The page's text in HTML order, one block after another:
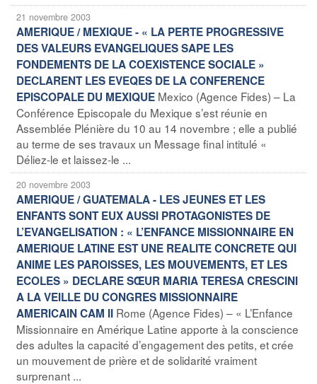
21 novembre 2003
AMERIQUE / MEXIQUE - « LA PERTE PROGRESSIVE
DES VALEURS EVANGELIQUES SAPE LES
FONDEMENTS DE LA COEXISTENCE SOCIALE »
DECLARENT LES EVEQES DE LA CONFERENCE
EPISCOPALE DU MEXIQUE Mexico (Agence Fides) – La
Conférence Episcopale du Mexique s’est réunie en
Assemblée Plénière du 10 au 14 novembre ; elle a publié
au terme de ses travaux un Message final intitulé «
Déliez-le et laissez-le ...
20 novembre 2003
AMERIQUE / GUATEMALA - LES JEUNES ET LES
ENFANTS SONT EUX AUSSI PROTAGONISTES DE
L’EVANGELISATION : « L’ENFANCE MISSIONNAIRE EN
AMERIQUE LATINE EST UNE REALITE CONCRETE QUI
ANIME LES PAROISSES, LES MOUVEMENTS, ET LES
ECOLES » DECLARE SŒUR MARIA TERESA CRESCINI
A LA VEILLE DU CONGRES MISSIONNAIRE
AMERICAIN CAM II Rome (Agence Fides) – « L’Enfance
Missionnaire en Amérique Latine apporte à la conscience
des adultes la capacité d’engagement des petits, et crée
un mouvement de prière et de solidarité vraiment
surprenant ...